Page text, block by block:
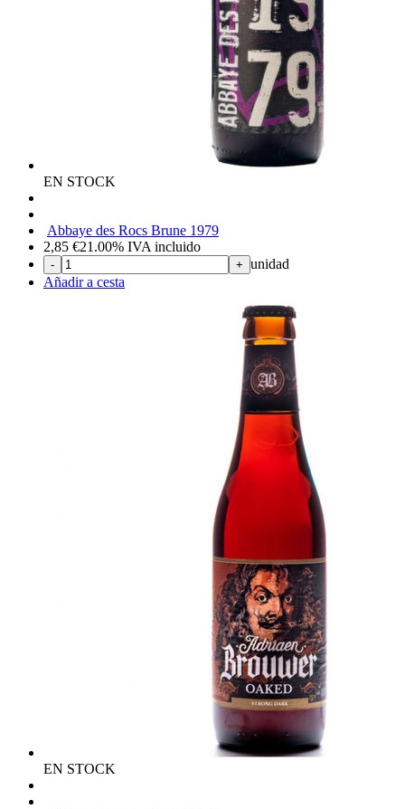
EN STOCK
Abbaye des Rocs Brune 1979
2,85 €21.00% IVA incluido
- + unidad
Añadir a cesta
EN STOCK